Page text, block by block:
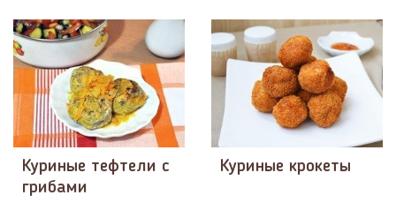
Куриные тефтели с
грибами
Куриные крокеты